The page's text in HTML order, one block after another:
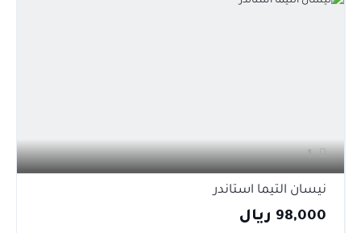
1
نيسان التيما استاندر
98,000 ريال